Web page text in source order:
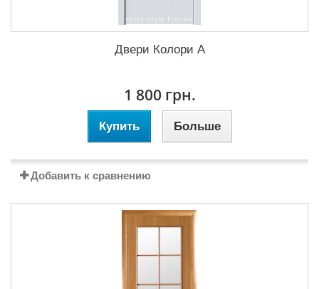
Двери Колори A
1 800 грн.
Купить Больше
Добавить к сравнению